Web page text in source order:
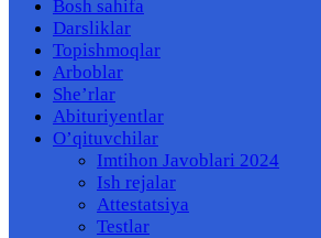
Bosh sahifa
Darsliklar
Topishmoqlar
Arboblar
She’rlar
Abituriyentlar
O’qituvchilar
Imtihon Javoblari 2024
Ish rejalar
Attestatsiya
Testlar